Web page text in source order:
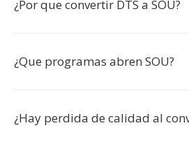
¿Por que convertir DTS a SOU?
¿Que programas abren SOU?
¿Hay perdida de calidad al